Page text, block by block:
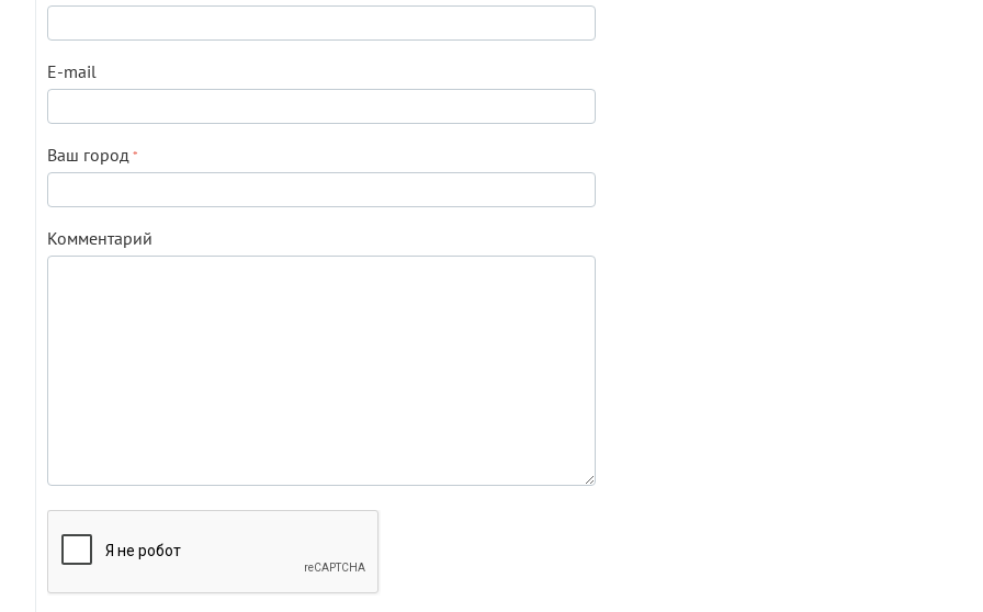
E-mail
Ваш город
Комментарий